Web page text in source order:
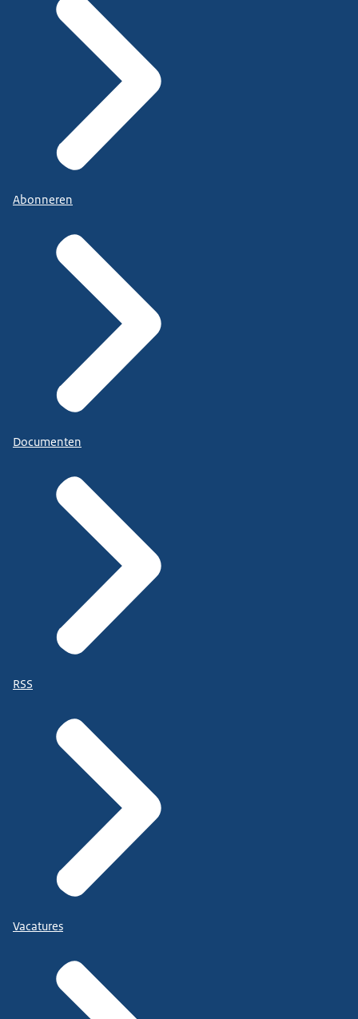
Abonneren
Documenten
RSS
Vacatures